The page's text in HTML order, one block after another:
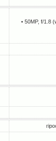
• 50MP, f/1.8